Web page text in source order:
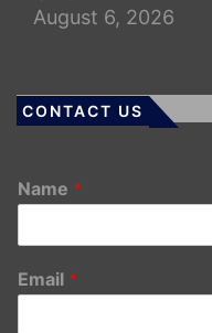
August 6, 2026
CONTACT US
Name *
Email *